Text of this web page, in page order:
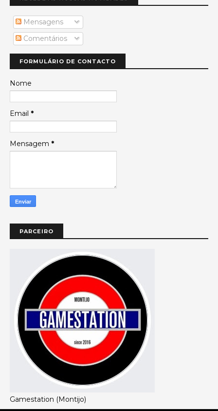
Mensagens
Comentários
FORMULÁRIO DE CONTACTO
Nome
Email *
Mensagem *
PARCEIRO
Gamestation (Montijo)